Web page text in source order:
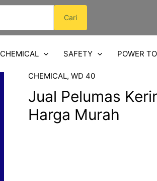
Cari
CHEMICAL SAFETY POWER
CHEMICAL, WD 40
Jual Pelumas
Harga Murah